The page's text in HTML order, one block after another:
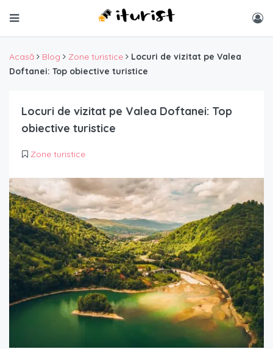
Acasă Blog Zone turistice
Locuri de vizitat pe Valea
Doftanei: Top obiective turistice
Locuri de vizitat pe Valea Doftanei: Top
obiective turistice
Zone turistice